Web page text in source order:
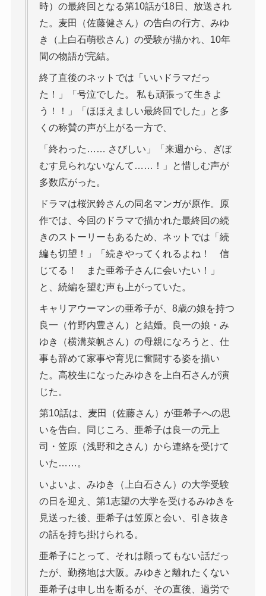
時）の最終回となる第10話が18日、放送され
た。麦田（佐藤健さん）の告白の行方、みゆ
き（上白石萌歌さん）の受験が描かれ、10年
間の物語が完結。
終了直後のネットでは「いいドラマだっ
た！」「号泣でした。 私も頑張って生きよ
う！！」「ほほえましい最終回でした」と多
くの称賛の声が上がる一方で、
「終わった…… さびしい」「来週から、ぎぼ
むす見られないなんて……！」と惜しむ声が
多数広がった。
ドラマは桜沢鈴さんの同名マンガが原作。原
作では、今回のドラマで描かれた最終回の続
きのストーリーもあるため、ネットでは「続
編も切望！」「続きやってくれるよね！ 信
じてる！ また亜希子さんに会いたい！」
と、続編を望む声も上がっていた。
キャリアウーマンの亜希子が、8歳の娘を持つ
良一（竹野内豊さん）と結婚。良一の娘・み
ゆき（横溝菜帆さん）の母親になろうと、仕
事も辞めて家事や育児に奮闘する姿を描い
た。高校生になったみゆきを上白石さんが演
じた。
第10話は、麦田（佐藤さん）が亜希子への思
いを告白。同じころ、亜希子は良一の元上
司・笠原（浅野和之さん）から連絡を受けて
いた……。
いよいよ、みゆき（上白石さん）の大学受験
の日を迎え、第1志望の大学を受けるみゆきを
見送った後、亜希子は笠原と会い、引き抜き
の話を持ち掛けられる。
亜希子にとって、それは願ってもない話だっ
たが、勤務地は大阪。みゆきと離れたくない
亜希子は申し出を断るが、その直後、過労で